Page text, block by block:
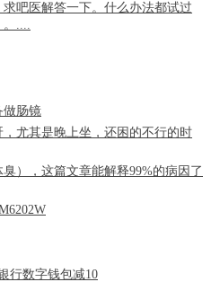
吧医解答一下。什么办法都试过
。....
做肠镜
尤其是晚上坐，还困的不行的时
），这篇文章能解释99%的病因了
行数字钱包减10